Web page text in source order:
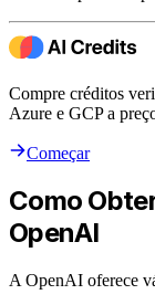
Compre créditos
Azure e GCP a
Começar
Como
OpenAI
A OpenAI oferece